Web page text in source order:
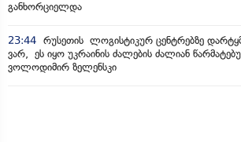
განხორციელდა
23:44 რუსეთის ლოგისტიკურ ცენტრებზე
ვარ, ეს იყო უკრაინის ძალების ძალიან
ვოლოდიმირ ზელენსკი